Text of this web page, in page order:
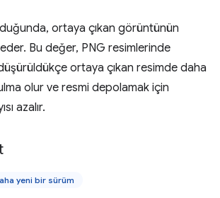
ortaya çıkan görüntünün
Bu değer, PNG resimlerinde
ortaya çıkan resimde daha
olur ve resmi depolamak için
azalır.
yeni bir sürüm